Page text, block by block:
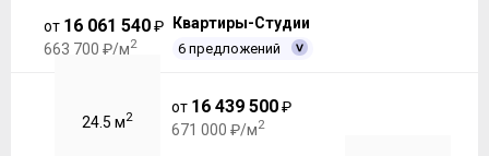
от 16 061 540₽
663 700 ₽/м2
Квартиры-Студии
6 предложений
24.5 м2
от 16 439 500₽
671 000 ₽/м2